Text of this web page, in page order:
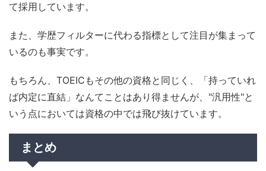
て採用しています。
また、学歴フィルターに代わる指標として注目が集まって
いるのも事実です。
もちろん、TOEICもその他の資格と同じく、「持っていれ
ば内定に直結」なんてことはあり得ませんが、"汎用性"と
いう点においては資格の中では飛び抜けています。
まとめ